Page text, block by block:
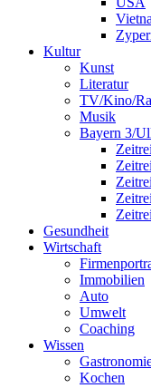
Kultur
Kunst
Literatur
TV/Kino/
Musik
Bayern 3/
Gesundheit
Wirtschaft
Immobilien
Auto
Umwelt
Coaching
Wissen
Kochen